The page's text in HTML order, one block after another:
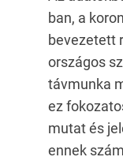
ban, a
bevezetett
országos
távmunka
ez
mutat és
ennek